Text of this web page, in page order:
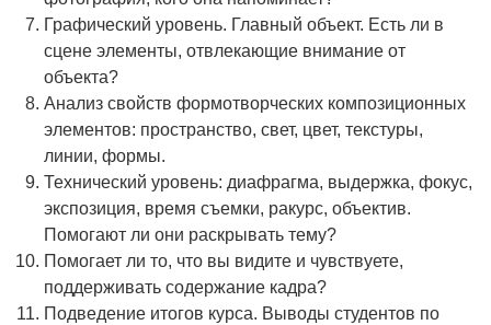
Графический уровень. Главный объект. Есть ли в
сцене элементы, отвлекающие внимание от
объекта?
Анализ свойств формотворческих композиционных
элементов: пространство, свет, цвет, текстуры,
линии, формы.
Технический уровень: диафрагма, выдержка, фокус,
экспозиция, время съемки, ракурс, объектив.
Помогают ли они раскрывать тему?
Помогает ли то, что вы видите и чувствуете,
поддерживать содержание кадра?
Подведение итогов курса. Выводы студентов по